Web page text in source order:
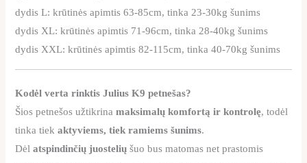
dydis L: krūtinės apimtis 63-85cm, tinka 23-30kg šunims
dydis XL: krūtinės apimtis 71-96cm, tinka 28-40kg šunims
dydis XXL: krūtinės apimtis 82-115cm, tinka 40-70kg šunims
Kodėl verta rinktis Julius K9 petnešas?
Šios petnešos užtikrinamaksimalų komfortą ir kontrolę, todėl
tinka tiekaktyviems, tiek ramiems šunims.
Dėlatspindinčių juostelių šuo bus matomas net prastomis